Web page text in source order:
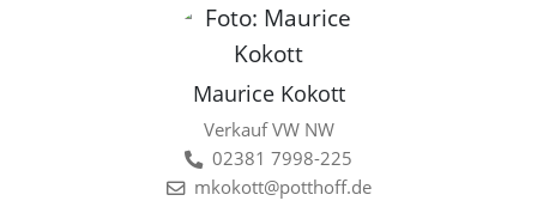
Maurice Kokott
Verkauf VW NW
02381 7998-225
mkokott@potthoff.de